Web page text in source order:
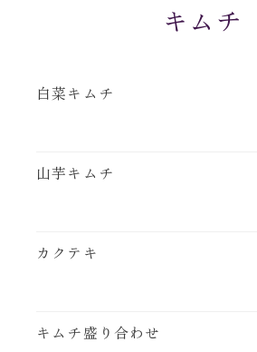
キムチ
白菜キムチ
山芋キムチ
カクテキ
キムチ盛り合わせ